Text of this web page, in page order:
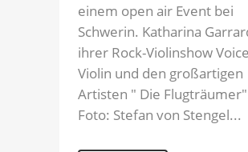
einem open air Event bei
Schwerin. Katharina
ihrer Rock-Violinshow
Violin und den großartigen
Artisten " Die
Foto: Stefan von Stengel...